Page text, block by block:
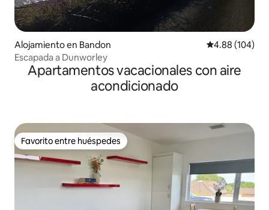
Alojamiento en Bandon Calificación
4.88 (104)
Escapada a Dunworley
Apartamentos vacacionales con aire
acondicionado
Favorito entre huéspedes
Favorito entre huéspedes